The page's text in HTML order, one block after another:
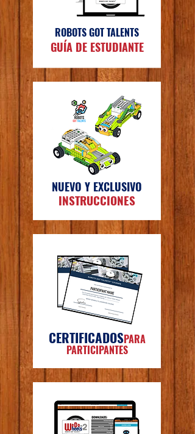
ROBOTS GOT TALENTS
GUÍA DE ESTUDIANTE
NUEVO Y EXCLUSIVO
INSTRUCCIONES
CERTIFICADOSPARA
PARTICIPANTES